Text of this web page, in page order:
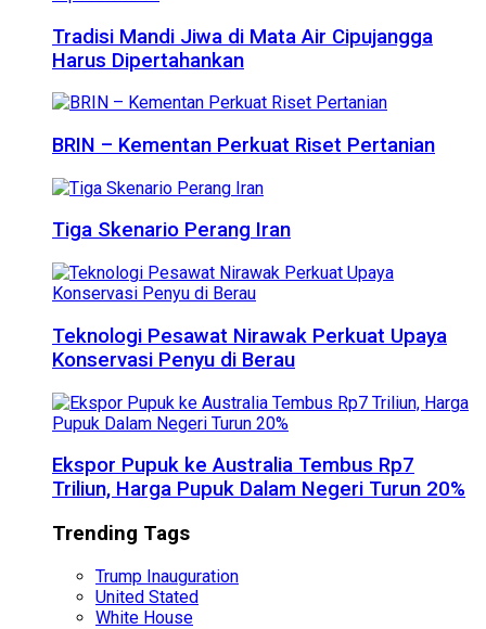
Tradisi Mandi Jiwa di Mata Air Cipujangga
Harus Dipertahankan
BRIN – Kementan Perkuat Riset Pertanian
Tiga Skenario Perang Iran
Teknologi Pesawat Nirawak Perkuat Upaya
Konservasi Penyu di Berau
Ekspor Pupuk ke Australia Tembus Rp7
Triliun, Harga Pupuk Dalam Negeri Turun 20%
Trending Tags
Trump Inauguration
United Stated
White House